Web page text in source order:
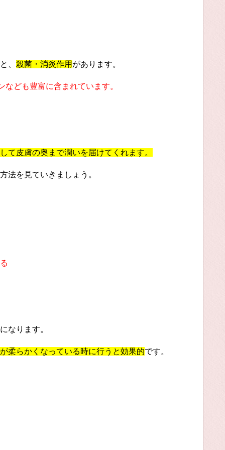
と、 殺菌・消炎作用 があります。
ども豊富に含まれています。
て皮膚の奥まで潤いを届けてくれます。
法を見ていきましょう。
なります。
柔らかくなっている時に行うと効果的です。